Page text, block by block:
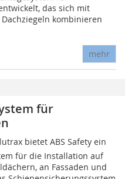
das sich mit
kombinieren
mehr
für
bietet ABS Safety ein
für die Installation auf
an Fassaden und